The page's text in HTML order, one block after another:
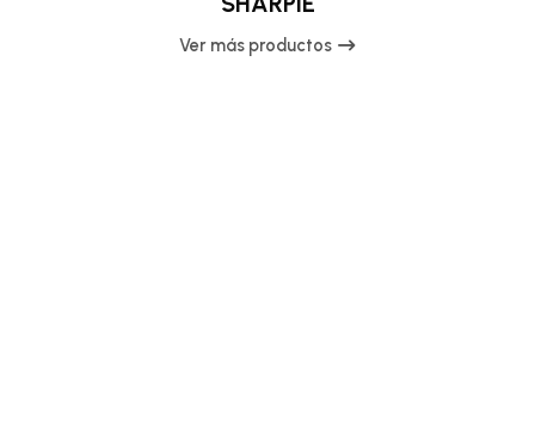
Ver más productos